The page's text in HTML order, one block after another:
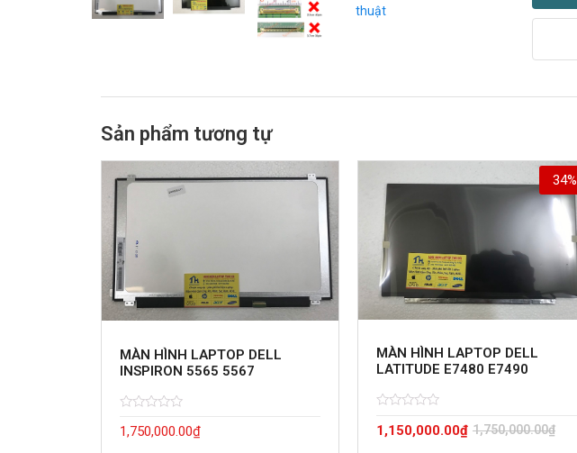
thuật
Sản phẩm tương tự
MÀN HÌNH LAPTOP DELL
INSPIRON 5565 5567
01,750,000.00₫
MÀN HÌNH LAPTOP DELL
LATITUDE E7480 E7490
0
out
1,750,000.00₫
1,150,000.00₫
34%